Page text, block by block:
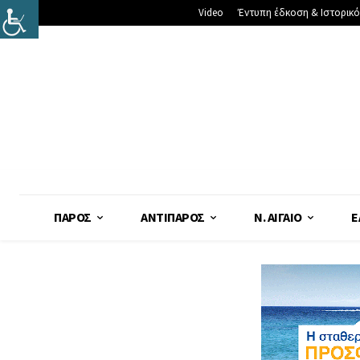
Video Έντυπη έδκοση &
ΠΆΡΟΣ ΑΝΤΊΠΑΡΟΣ Ν. ΑΙΓΑΊΟ